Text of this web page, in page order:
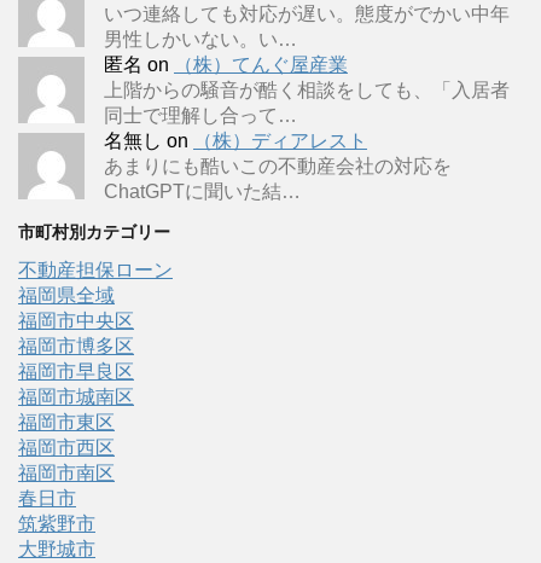
いつ連絡しても対応が遅い。態度がでかい中年
男性しかいない。い…
匿名 on
（株）てんぐ屋産業
上階からの騒音が酷く相談をしても、「入居者
同士で理解し合って…
名無し on
（株）ディアレスト
あまりにも酷いこの不動産会社の対応を
ChatGPTに聞いた結…
市町村別カテゴリー
不動産担保ローン
福岡県全域
福岡市中央区
福岡市博多区
福岡市早良区
福岡市城南区
福岡市東区
福岡市西区
福岡市南区
春日市
筑紫野市
大野城市